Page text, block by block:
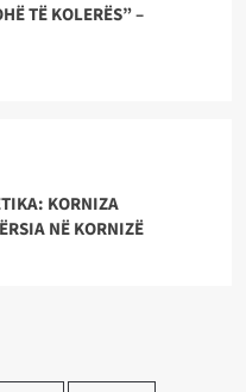
TË KOLERËS” –
KORNIZA
NË KORNIZË